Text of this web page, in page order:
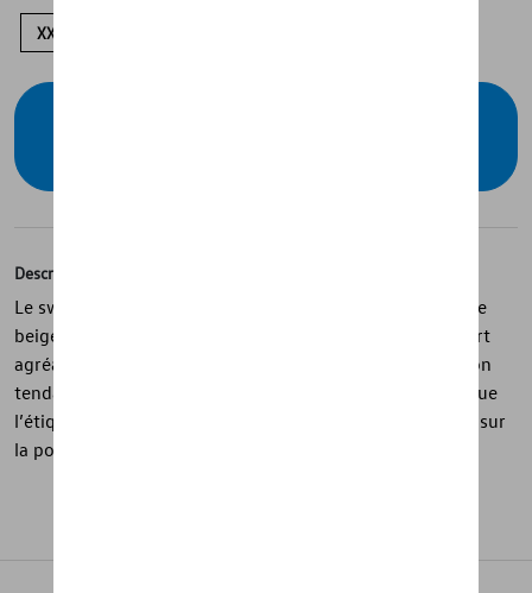
XXL
Description
Le sweat-shirt de la collection « R » est une pièce unisexe
beige en mélange coton et élasthanne, offrant un confort
agréable et une coupe moderne. La couture de séparation
tendance à l’avant apporte une touche de style, tandis que
l’étiquette R sur la couture latérale et le logo R imprimé sur
la poitrine signent discrètement la pièce.